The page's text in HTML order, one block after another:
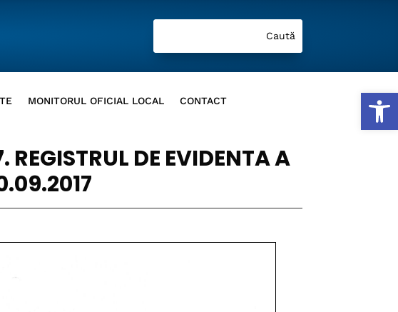
MONITORUL OFICIAL LOCAL CONTACT
DE EVIDENTA A